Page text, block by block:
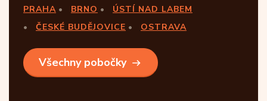
PRAHA BRNO
ÚSTÍ NAD LABEM
ČESKÉ BUDĚJOVICE
OSTRAVA
Všechny pobočky